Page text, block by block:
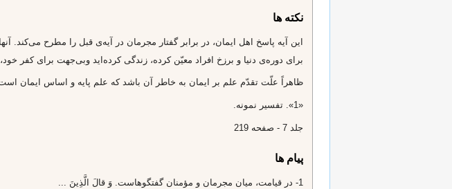
نکته ها
اين آيه پاسخ اهل ايمان، در برابر گفتار مجرمان در آيه‌ى قبل را مطرح مى‌كند.
براى دوره‌ى دنيا و برزخ افراد معيّن كرده، زندگى كرده‌ايد وبى‌جهت براى كفر
ظاهراً علّت تقدّم علم بر ايمان به خاطر آن باشد كه علم پايه و اساس ايمان
«1». تفسير نمونه.
جلد 7 - صفحه 219
پیام ها
1- در قيامت، ميان مجرمان و مؤمنان گفتگوهاست. وَ قالَ الَّذِينَ‌ ...